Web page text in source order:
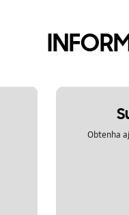
Obtenha